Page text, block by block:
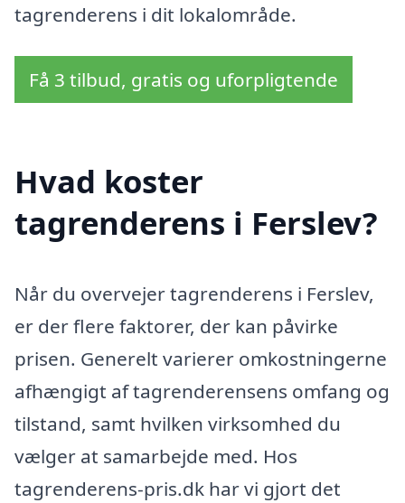
tagrenderens i dit lokalområde.
Få 3 tilbud, gratis og uforpligtende
Hvad koster
tagrenderens i Ferslev?
Når du overvejer tagrenderens i Ferslev,
er der flere faktorer, der kan påvirke
prisen. Generelt varierer omkostningerne
afhængigt af tagrenderensens omfang og
tilstand, samt hvilken virksomhed du
vælger at samarbejde med. Hos
tagrenderens-pris.dk har vi gjort det